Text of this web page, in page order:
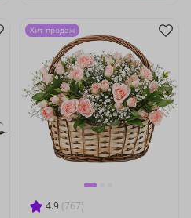
4.9 (767)
Хит продаж